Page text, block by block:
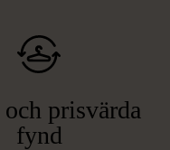
prisvärda
fynd